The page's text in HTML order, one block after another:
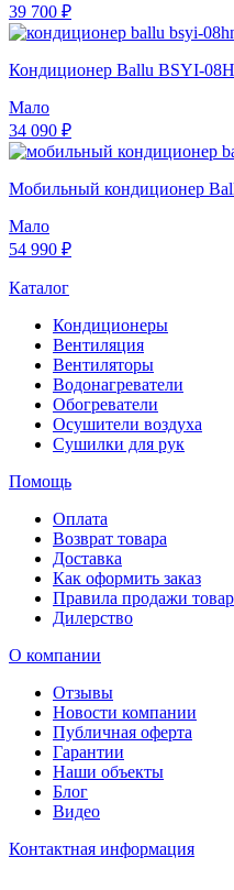
39 700 ₽
Кондиционер Ballu BSYI-
Мало
34 090 ₽
Мобильный кондиционер
Мало
54 990 ₽
Каталог
Кондиционеры
Вентиляция
Вентиляторы
Водонагреватели
Обогреватели
Осушители воздуха
Сушилки для рук
Помощь
Оплата
Возврат товара
Доставка
Как оформить заказ
Правила продажи
Дилерство
О компании
Отзывы
Новости компании
Публичная оферта
Гарантии
Наши объекты
Блог
Видео
Контактная информация